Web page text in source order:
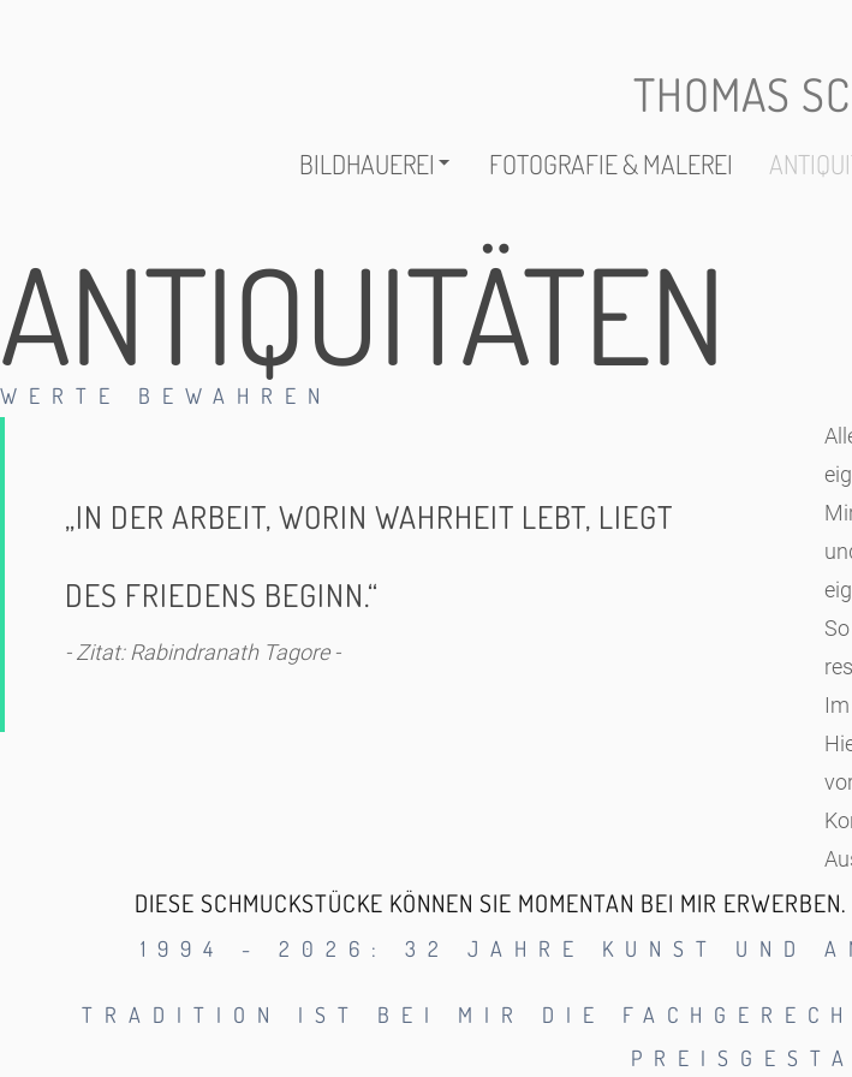
THOMAS
BILDHAUEREI FOTOGRAFIE & MALEREI
ANTIQUITÄTEN
WERTE BEWAHREN
„IN DER ARBEIT, WORIN WAHRHEIT LEBT, LIEGT
DES FRIEDENS BEGINN.“
- Zitat: Rabindranath Tagore-
DIESE SCHMUCKSTÜCKE KÖNNEN SIE MOMENTAN BEI MIR
1994 - 2026: 32 JAHRE KUNST UND
TRADITION IST BEI MIR DIE